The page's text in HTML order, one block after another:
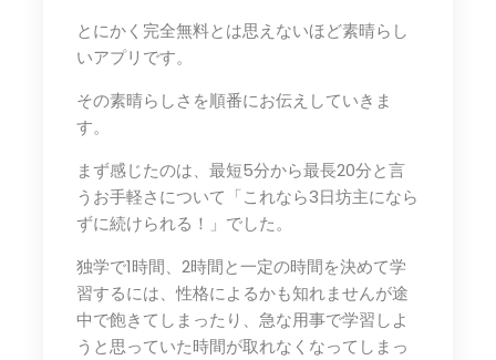
とにかく完全無料とは思えないほど素晴らし
いアプリです。
その素晴らしさを順番にお伝えしていきま
す。
まず感じたのは、最短5分から最長20分と言
うお手軽さについて「これなら3日坊主になら
ずに続けられる！」でした。
独学で1時間、2時間と一定の時間を決めて学
習するには、性格によるかも知れませんが途
中で飽きてしまったり、急な用事で学習しよ
うと思っていた時間が取れなくなってしまっ